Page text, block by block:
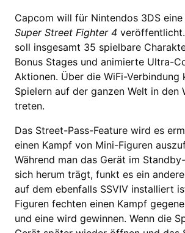
Capcom will für Nintendos 3DS
Super Street Fighter 4
soll insgesamt 35 spielbare
Bonus Stages und animierte Ultra-
Aktionen. Über die WiFi-Verbindung
Spielern auf der ganzen Welt in den
treten.
Das Street-Pass-Feature wird es
einen Kampf von Mini-Figuren
Während man das Gerät im
sich herum trägt, funkt es ein
auf dem ebenfalls SSVIV installiert
Figuren fechten einen Kampf
und eine wird gewinnen. Wenn die